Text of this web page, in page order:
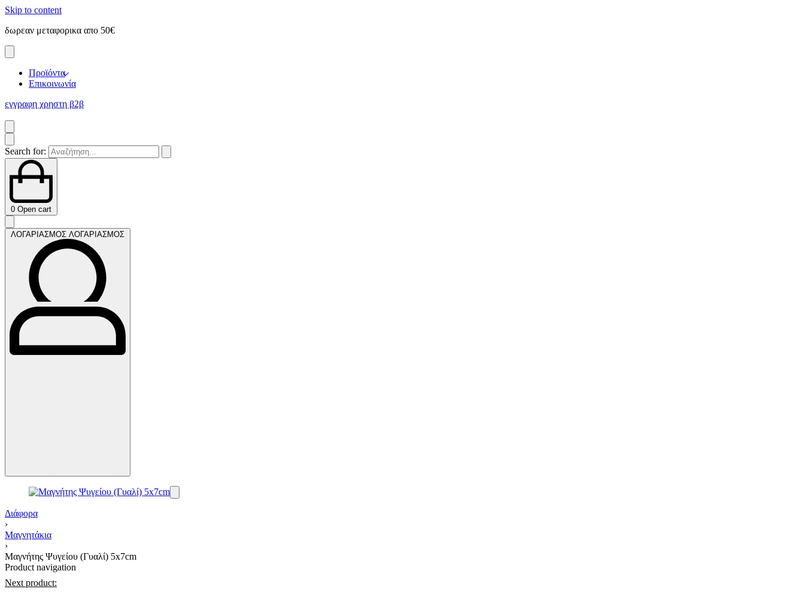
Skip to content
δωρεαν μεταφορικα απο 50€
Προϊόντα
Επικοινωνία
εγγραφη χρηστη β2β
Search for:
0 Open cart
ΛΟΓΑΡΙΑΣΜΟΣ ΛΟΓΑΡΙΑΣΜΟΣ
Διάφορα
›
Μαγνητάκια
›
Μαγνήτης Ψυγείου (Γυαλί) 5x7cm
Product navigation
Next product: